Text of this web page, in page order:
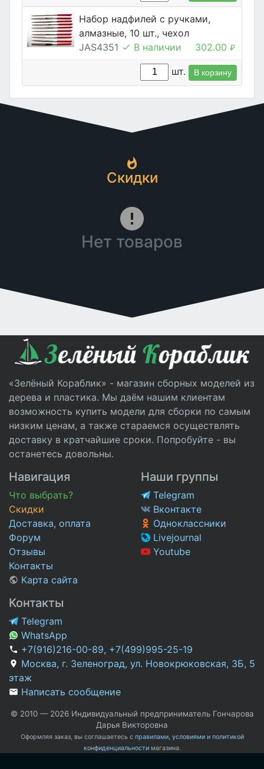
Набор надфилей с ручками,
алмазные, 10 шт., чехол
JAS4351
В наличии 302.00 ₽
шт. В корзину
Скидки
Нет товаров
«Зелёный Кораблик» - магазин сборных моделей из
дерева и пластика. Мы даём нашим клиентам
возможность купить модели для сборки по самым
низким ценам, а также стараемся осуществлять
доставку в кратчайшие сроки. Попробуйте - вы
останетесь довольны.
Навигация
Что выбрать?
Скидки
Доставка, оплата
Форум
Отзывы
Контакты
Карта сайта
Наши группы
Telegram
Вконтакте
Одноклассники
Livejournal
Youtube
Контакты
Telegram
WhatsApp
+7(916)216-00-89, +7(499)995-25-19
Москва, г. Зеленоград, ул. Новокрюковская, 3Б, 5
этаж
Написать сообщение
© 2010 — 2026 Индивидуальный предприниматель Гончарова
Дарья Викторовна
Оформляя заказ, вы соглашаетесь с правилами, условиями и политикой
конфиденциальностимагазина.